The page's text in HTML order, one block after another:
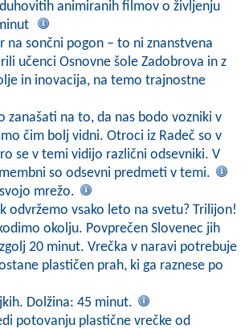
animiranih filmov o življenju
na sončni pogon – to ni znanstvena
učenci Osnovne šole Zadobrova in z
in inovacija, na temo trajnostne
zanašati na to, da nas bodo vozniki v
čim bolj vidni. Otroci iz Radeč so v
se v temi vidijo različni odsevniki. V
so odsevni predmeti v temi.
mrežo.
odvržemo vsako leto na svetu? Trilijon!
okolju. Povprečen Slovenec jih
20 minut. Vrečka v naravi potrebuje
plastičen prah, ki ga raznese po
Dolžina: 45 minut.
potovanju plastične vrečke od